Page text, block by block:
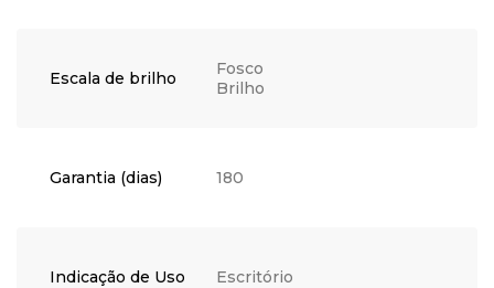
Escala de brilho
Fosco
Brilho
Garantia (dias) 180
Indicação de Uso Escritório